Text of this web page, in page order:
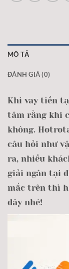
MÔ TẢ
ĐÁNH GIÁ (0)
Khi vay tiền
tâm rằng khi
không.
câu hỏi như
ra, nhiều
giải ngân tại
mắc trên thì
đây nhé!